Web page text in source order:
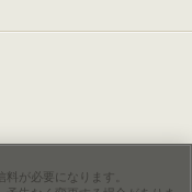
が必要になります。